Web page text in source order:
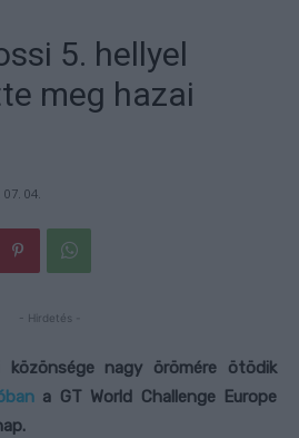
5. hellyel
meg hazai
07. 04.
- Hirdetés -
közönsége nagy örömére ötödik
a GT World Challenge Europe